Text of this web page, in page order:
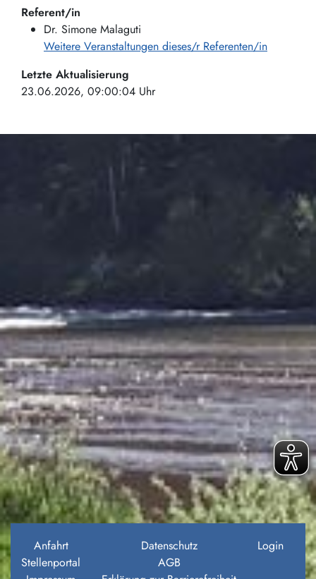
Referent/in
Dr. Simone Malaguti
Weitere Veranstaltungen dieses/r Referenten/in
Letzte Aktualisierung
23.06.2026, 09:00:04 Uhr
Anfahrt
Stellenportal
Datenschutz
AGB
Login